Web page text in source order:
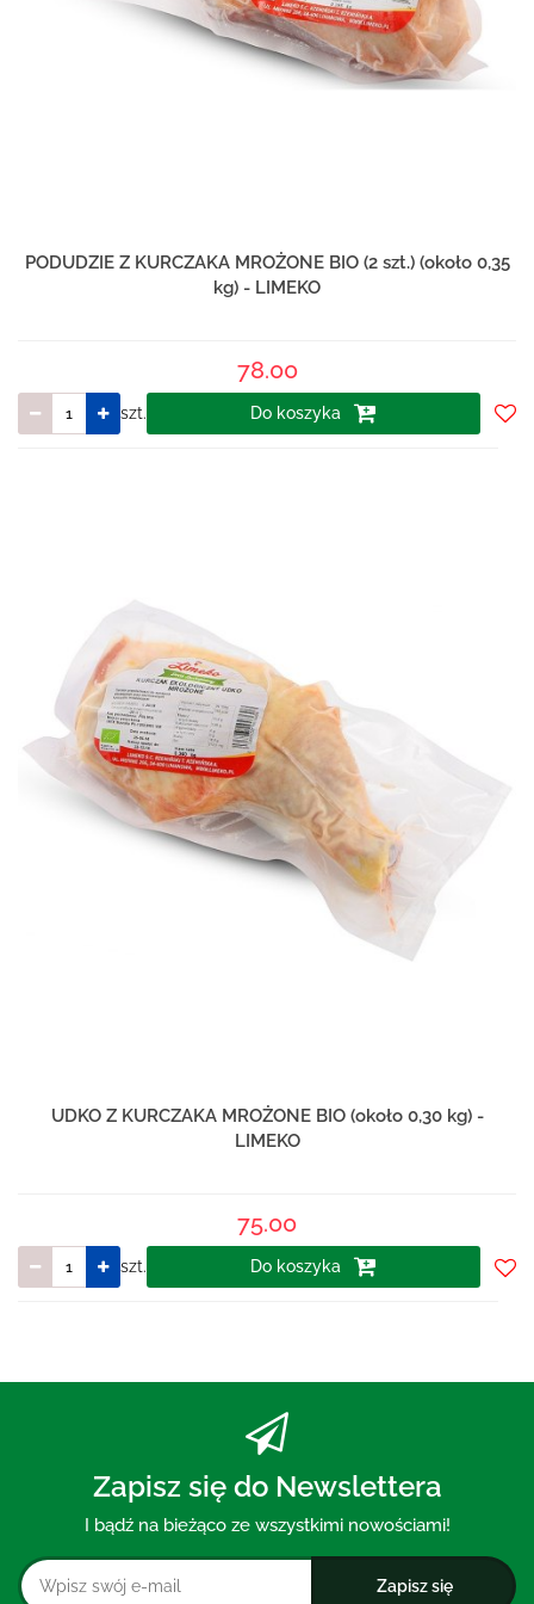
PODUDZIE Z KURCZAKA MROŻONE BIO (2 szt.) (około 0,35
kg) - LIMEKO
78.00
szt. Do koszyka
UDKO Z KURCZAKA MROŻONE BIO (około 0,30 kg) -
LIMEKO
75.00
szt. Do koszyka
Zapisz się do Newslettera
I bądź na bieżąco ze wszystkimi nowościami!